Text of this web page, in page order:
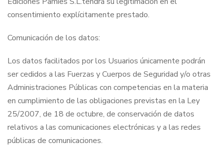
consentimiento explícitamente prestado.
Comunicación de los datos:
Los datos facilitados por los Usuarios únicamente podrán
ser cedidos a las Fuerzas y Cuerpos de Seguridad y/o otras
Administraciones Públicas con competencias en la materia
en cumplimiento de las obligaciones previstas en la Ley
25/2007, de 18 de octubre, de conservación de datos
relativos a las comunicaciones electrónicas y a las redes
públicas de comunicaciones.